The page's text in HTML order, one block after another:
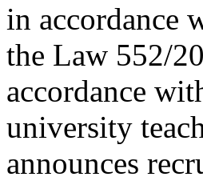
in accordance
the Law 552/
accordance
university
announces